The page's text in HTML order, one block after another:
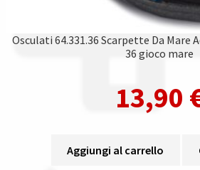
Osculati 64.331.36 Scarpette Da Mare
36 gioco mare
13,90
Aggiungi al carrello